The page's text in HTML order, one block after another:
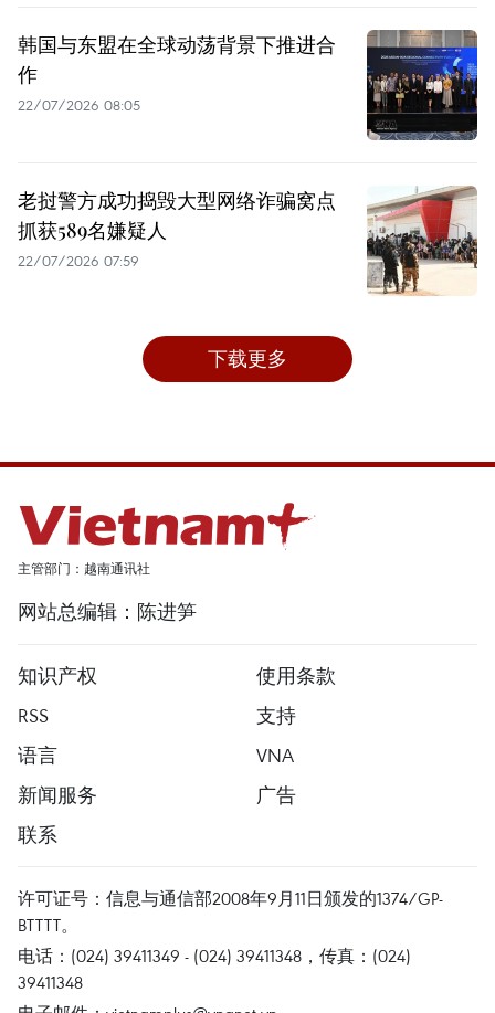
韩国与东盟在全球动荡背景下推进合
作
22/07/2026 08:05
老挝警方成功捣毁大型网络诈骗窝点
抓获589名嫌疑人
22/07/2026 07:59
下载更多
主管部门：越南通讯社
网站总编辑：陈进笋
知识产权
使用条款
RSS
支持
语言
VNA
新闻服务
广告
联系
许可证号：信息与通信部2008年9月11日颁发的1374/GP-
BTTTT。
电话：(024) 39411349 - (024) 39411348，传真：(024)
39411348